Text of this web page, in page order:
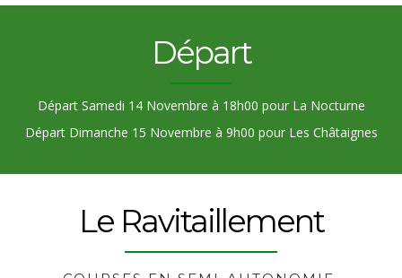
Départ
Départ Samedi 14 Novembre à 18h00 pour La Nocturne
Départ Dimanche 15 Novembre à 9h00 pour Les Châtaignes
Le Ravitaillement